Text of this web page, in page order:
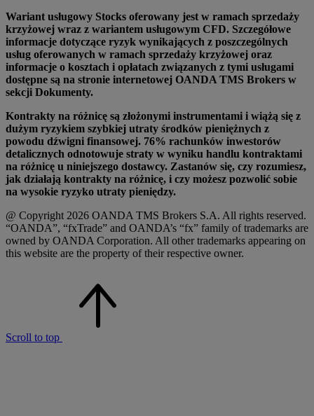
Wariant usługowy Stocks oferowany jest w ramach sprzedaży
krzyżowej wraz z wariantem usługowym CFD. Szczegółowe
informacje dotyczące ryzyk wynikających z poszczególnych
usług oferowanych w ramach sprzedaży krzyżowej oraz
informacje o kosztach i opłatach związanych z tymi usługami
dostępne są na stronie internetowej OANDA TMS Brokers w
sekcji Dokumenty.
Kontrakty na różnicę są złożonymi instrumentami i wiążą się z
dużym ryzykiem szybkiej utraty środków pieniężnych z
powodu dźwigni finansowej. 76% rachunków inwestorów
detalicznych odnotowuje straty w wyniku handlu kontraktami
na różnicę u niniejszego dostawcy. Zastanów się, czy rozumiesz,
jak działają kontrakty na różnicę, i czy możesz pozwolić sobie
na wysokie ryzyko utraty pieniędzy.
@ Copyright 2026 OANDA TMS Brokers S.A. All rights reserved.
“OANDA”, “fxTrade” and OANDA’s “fx” family of trademarks are
owned by OANDA Corporation. All other trademarks appearing on
this website are the property of their respective owner.
Scroll to top